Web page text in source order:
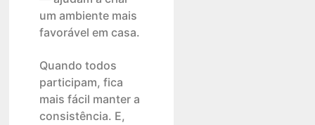
um ambiente mais
favorável em casa.
Quando todos
participam, fica
mais fácil manter a
consistência. E,